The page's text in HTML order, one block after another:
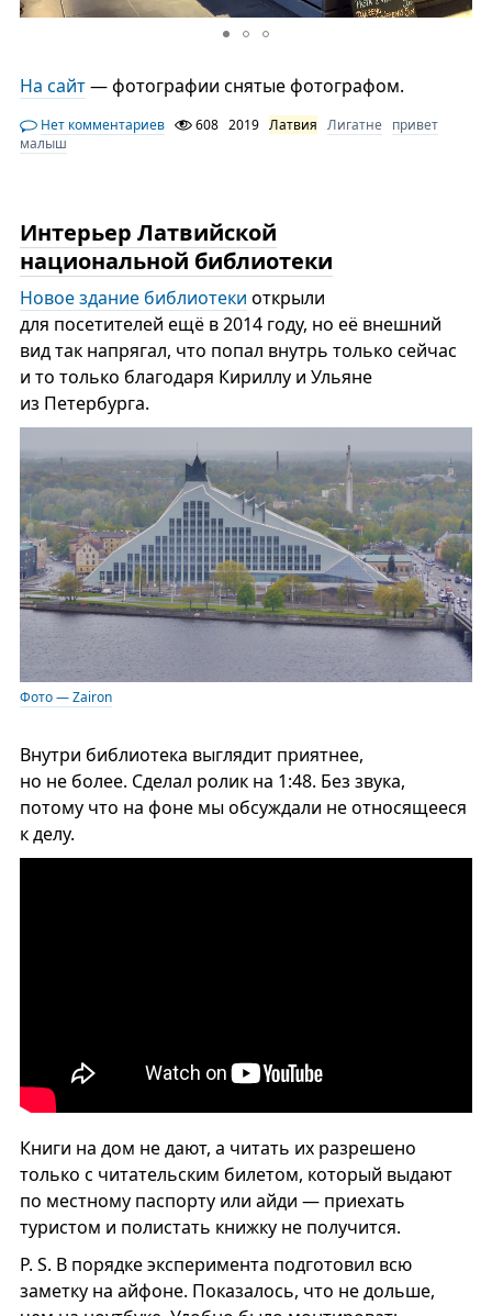
На сайт— фотографии снятые фотографом.
Нет комментариев 608 2019 Латвия Лигатне привет
малыш
Интерьер Латвийской
национальной библиотеки
Новое здание библиотеки открыли
для посетителей ещё в 2014 году, но её внешний
вид так напрягал, что попал внутрь только сейчас
и то только благодаря Кириллу и Ульяне
из Петербурга.
Фото — Zairon
Внутри библиотека выглядит приятнее,
но не более. Сделал ролик на 1:48. Без звука,
потому что на фоне мы обсуждали не относящееся
к делу.
Книги на дом не дают, а читать их разрешено
только с читательским билетом, который выдают
по местному паспорту или айди — приехать
туристом и полистать книжку не получится.
P. S. В порядке эксперимента подготовил всю
заметку на айфоне. Показалось, что не дольше,